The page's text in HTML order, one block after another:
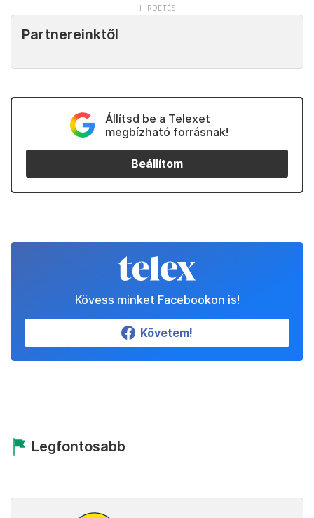
Partnereinktől
Állítsd be a Telexet
megbízható forrásnak!
Beállítom
Kövess minket Facebookon is!
Követem!
Legfontosabb